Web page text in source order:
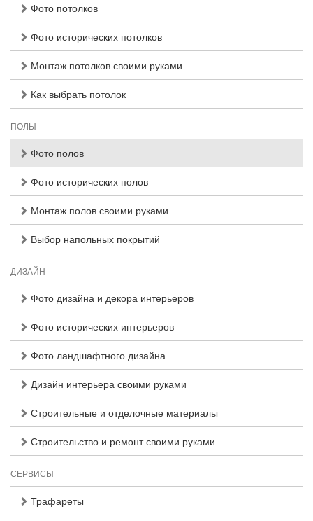
Фото потолков
Фото исторических потолков
Монтаж потолков своими руками
Как выбрать потолок
ПОЛЫ
Фото полов
Фото исторических полов
Монтаж полов своими руками
Выбор напольных покрытий
ДИЗАЙН
Фото дизайна и декора интерьеров
Фото исторических интерьеров
Фото ландшафтного дизайна
Дизайн интерьера своими руками
Строительные и отделочные материалы
Строительство и ремонт своими руками
СЕРВИСЫ
Трафареты